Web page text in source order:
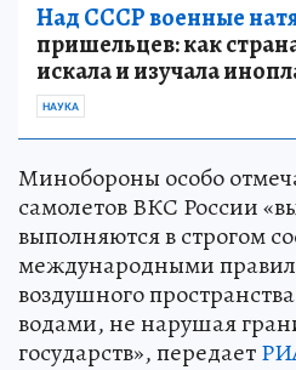
Над СССР военные
пришельцев: как
искала и изучала
НАУКА
Минобороны особо
самолетов ВКС России
выполняются в строгом
международными
воздушного
водами, не нарушая
государств», передает